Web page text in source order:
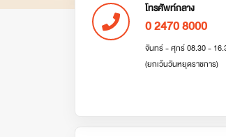
โทรศัพท์กลาง
0 2470 8000
จันทร์ - ศุกร์ 08.30 -
(ยกเว้นวันหยุดราชการ)